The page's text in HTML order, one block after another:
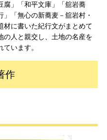
腐」「和平文庫」「舘岩蕎
「無心の新蕎麦－舘岩村・
材に書いた紀行文がまとめて
の人と親交し、土地の名産を
います。
作